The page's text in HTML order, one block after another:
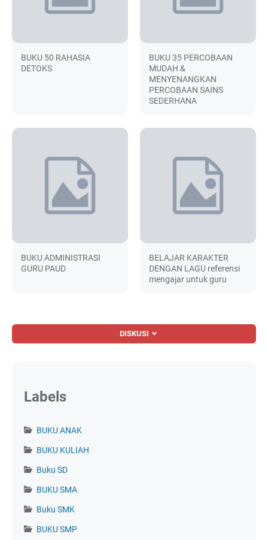
BUKU 50 RAHASIA
DETOKS
BUKU 35 PERCOBAAN
MUDAH &
MENYENANGKAN
PERCOBAAN SAINS
SEDERHANA
BUKU ADMINISTRASI
GURU PAUD
BELAJAR KARAKTER
DENGAN LAGU referensi
mengajar untuk guru
DISKUSI
Labels
BUKU ANAK
BUKU KULIAH
Buku SD
BUKU SMA
Buku SMK
BUKU SMP